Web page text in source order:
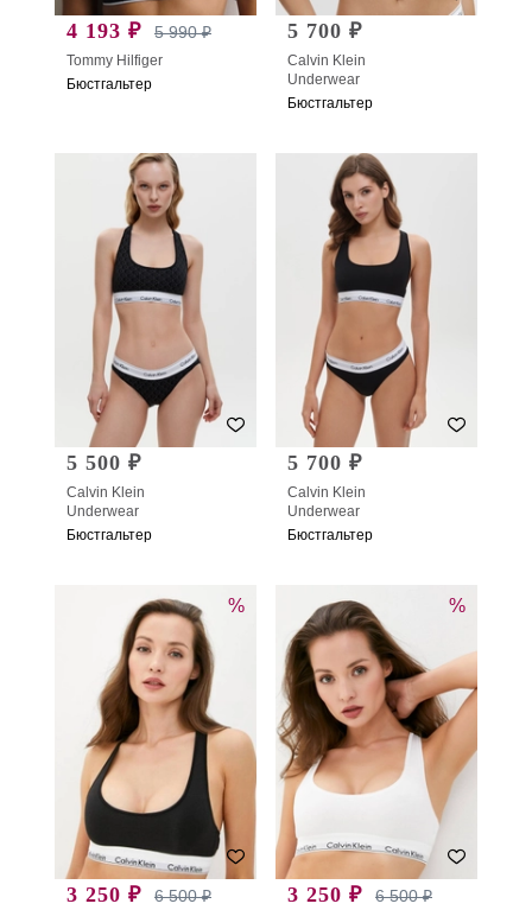
4 193 ₽ 5 990 ₽
Tommy Hilfiger
Бюстгальтер
5 700 ₽
Calvin Klein
Underwear
Бюстгальтер
5 500 ₽
Calvin Klein
Underwear
Бюстгальтер
5 700 ₽
Calvin Klein
Underwear
Бюстгальтер
%
3 250 ₽ 6 500 ₽
%
3 250 ₽ 6 500 ₽